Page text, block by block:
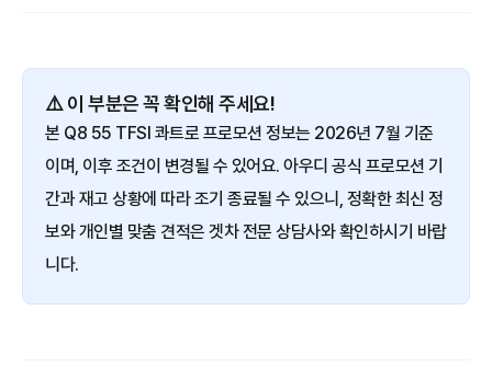
⚠️ 이 부분은 꼭 확인해 주세요!
본 Q8 55 TFSI 콰트로 프로모션 정보는 2026년 7월 기준
이며, 이후 조건이 변경될 수 있어요. 아우디 공식 프로모션 기
간과 재고 상황에 따라 조기 종료될 수 있으니, 정확한 최신 정
보와 개인별 맞춤 견적은 겟차 전문 상담사와 확인하시기 바랍
니다.